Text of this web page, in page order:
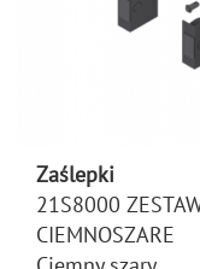
Zaślepki
21S8000
CIEMNOSZARE